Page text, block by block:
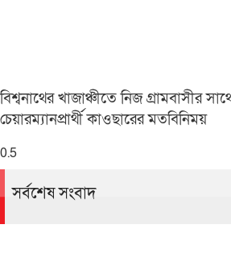
বিশ্বনাথের খাজাঞ্চীতে নিজ গ্রামবাসীর
চেয়ারম্যানপ্রার্থী কাওছারের মতবিনিময়
সর্বশেষ সংবাদ